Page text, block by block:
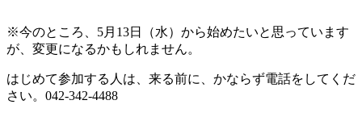
※今のところ、5月13日（水）から始めたいと思っています
が、変更になるかもしれません。
はじめて参加する人は、来る前に、かならず電話をしてくだ
さい。042-342-4488